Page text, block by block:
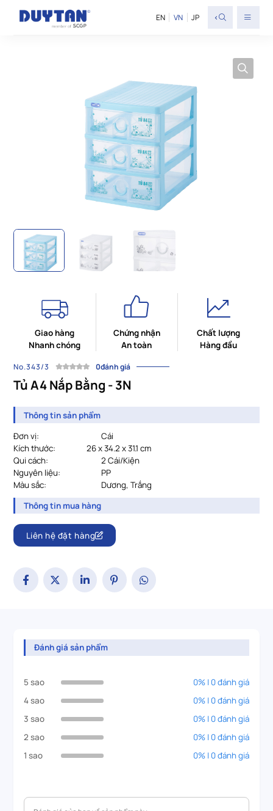
EN VN JP <
Giao hàng
Nhanh chóng
Chứng nhận
An toàn
Chất lượng
Hàng đầu
No.343/3 0đánh giá
Tủ A4 Nắp Bằng - 3N
Thông tin sản phẩm
Đơn vị:
Cái
Kích thước:
			2
6 x 34.2 x 31.1 cm
Qui cách:
2 Cái/Kiện
Nguyên liệu:
PP
Màu sắc:
Dương, Trắng
Thông tin mua hàng
Liên hệ đặt hàng
Đánh giá sản phẩm
5 sao
0% | 0 đánh giá
4 sao
0% | 0 đánh giá
3 sao
0% | 0 đánh giá
2 sao
0% | 0 đánh giá
1 sao
0% | 0 đánh giá